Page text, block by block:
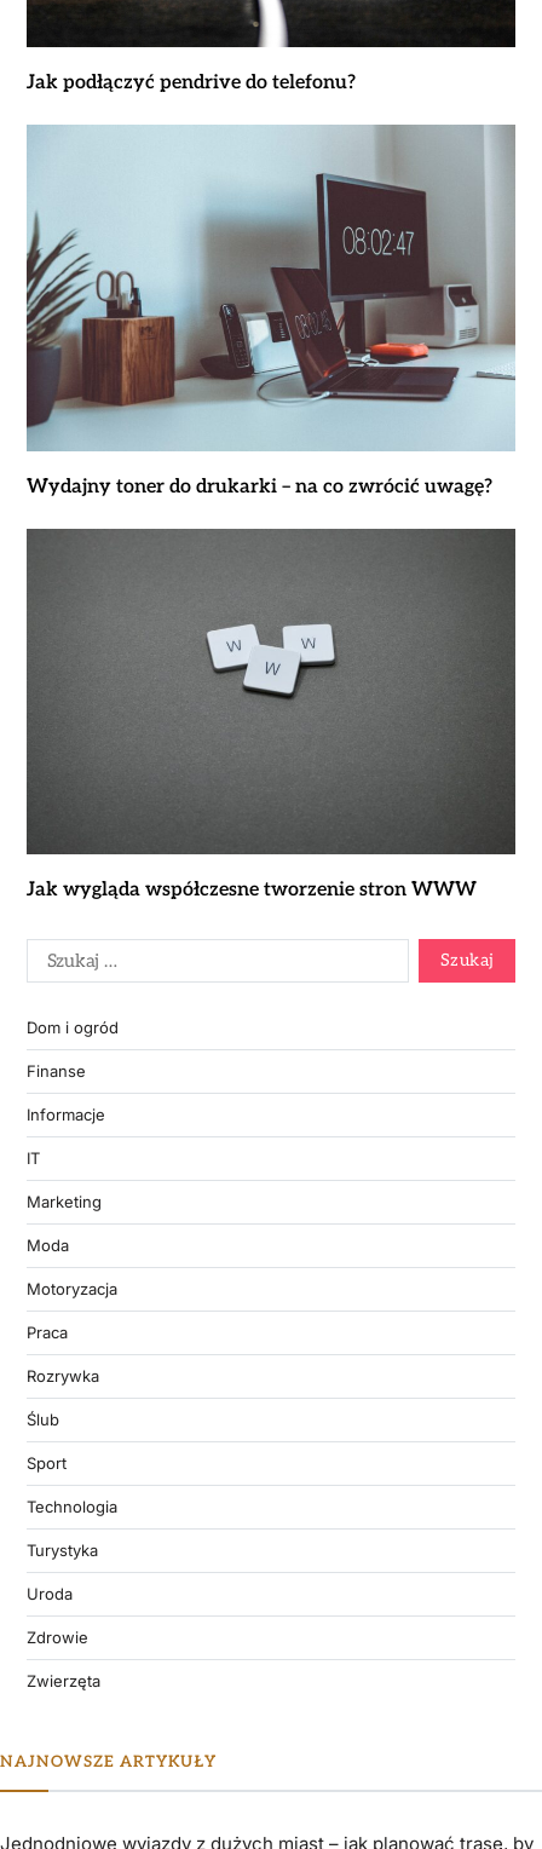
Jak podłączyć pendrive do telefonu?
Wydajny toner do drukarki – na co zwrócić uwagę?
Jak wygląda współczesne tworzenie stron WWW
Dom i ogród
Finanse
Informacje
IT
Marketing
Moda
Motoryzacja
Praca
Rozrywka
Ślub
Sport
Technologia
Turystyka
Uroda
Zdrowie
Zwierzęta
NAJNOWSZE ARTYKUŁY
Jednodniowe wyjazdy z dużych miast – jak planować trasę, by